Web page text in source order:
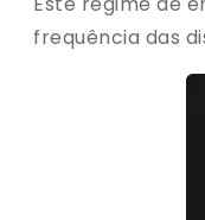
frequência das